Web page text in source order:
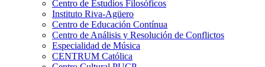
Centro de Estudios Filosóficos
Instituto Riva-Agüero
Centro de Educación Contínua
Centro de Análisis y Resolución de Conflictos
Especialidad de Música
CENTRUM Católica